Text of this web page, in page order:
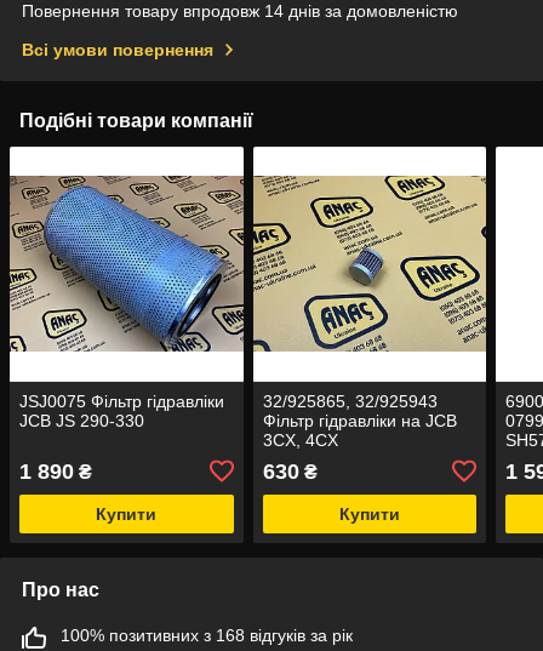
Повернення товару впродовж 14 днів за домовленістю
Всі умови повернення
Подібні товари компанії
JSJ0075 Фільтр гідравліки
JCB JS 290-330
1 890 ₴
Купити
32/925865, 32/925943
Фільтр гідравліки на JCB
3CX, 4CX
630₴
Купити
JCB
1
Про нас
100% позитивних з 168 відгуків за рік